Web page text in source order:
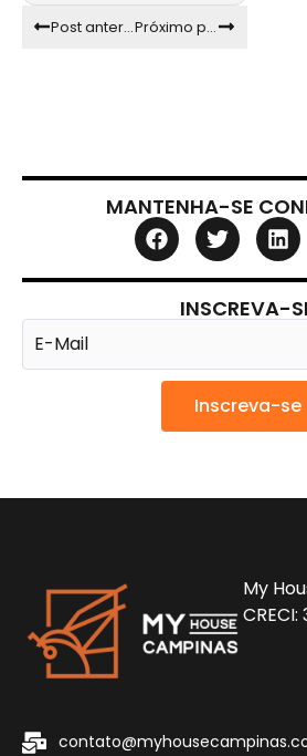
Post anterior Próximo post
MANTENHA-SE
INSCREVA-
Inscreva-se
My